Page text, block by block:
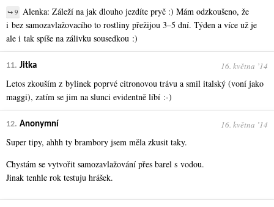
↪ 9 Alenka: Záleží na jak dlouho jezdíte pryč :) Mám odzkoušeno, že
i bez samozavlažovacího to rostliny přežijou 3–5 dní. Týden a více už je
ale i tak spíše na zálivku sousedkou :)
11. Jitka 16. května ʼ14
Letos zkouším z bylinek poprvé citronovou trávu a smil italský (voní jako
maggi), zatím se jim na slunci evidentně líbí :-)
12. Anonymní 16. května ʼ14
Super tipy, ahhh ty brambory jsem měla zkusit taky.
Chystám se vytvořit samozavlažování přes barel s vodou.
Jinak tenhle rok testuju hrášek.